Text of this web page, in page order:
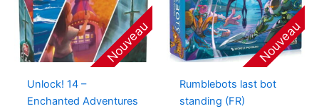
Nouveau
Unlock! 14 –
Enchanted Adventures
Nouveau
Rumblebots last bot
standing (FR)